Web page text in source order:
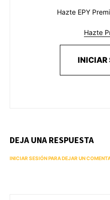
Hazte EPY
Hazte
INICIAR
DEJA UNA RESPUESTA
INICIAR SESIÓN PARA DEJAR UN